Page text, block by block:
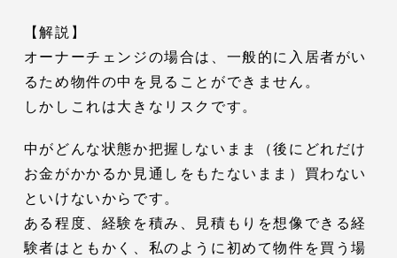
【解説】
オーナーチェンジの場合は、一般的に入居者がい
るため物件の中を見ることができません。
しかしこれは大きなリスクです。
中がどんな状態か把握しないまま（後にどれだけ
お金がかかるか見通しをもたないまま）買わない
といけないからです。
ある程度、経験を積み、見積もりを想像できる経
験者はともかく、私のように初めて物件を買う場